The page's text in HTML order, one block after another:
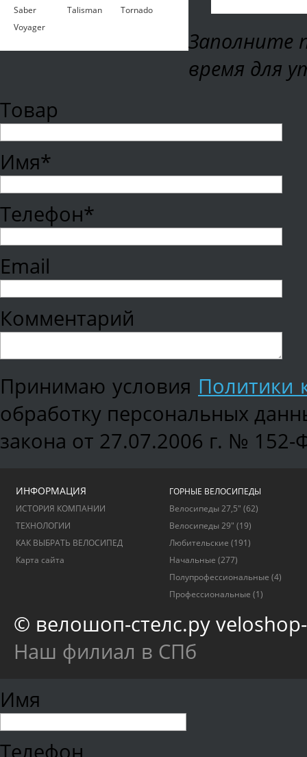
Saber
Talisman
Tornado
Voyager
Заполните
время для
Товар
Имя*
Телефон*
Email
Комментарий
Принимаю условия Политики
обработку персональных
закона от 27.07.2006 г. № 152-
ИНФОРМАЦИЯ
ИСТОРИЯ КОМПАНИИ
ТЕХНОЛОГИИ
КАК ВЫБРАТЬ ВЕЛОСИПЕД
Карта сайта
ГОРНЫЕ ВЕЛОСИПЕДЫ
Велосипеды 27,5" (62)
Велосипеды 29" (19)
Любительские (191)
Начальные (277)
Полупрофессиональные (4)
Профессиональные (1)
© велошоп-стелс.ру
Наш филиал в СПб
Имя
Телефон